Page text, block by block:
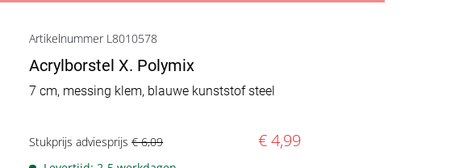
Artikelnummer L8010578
Acrylborstel X. Polymix
7 cm, messing klem, blauwe kunststof steel
Stukprijs adviesprijs€ 6,09 € 4,99